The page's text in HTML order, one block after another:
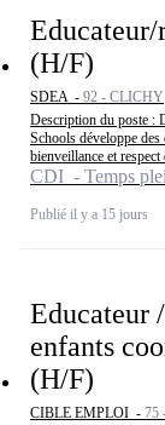
Educateur/
(H/F)
SDEA - 92 - CLICHY
Description du poste :
Schools développe des
bienveillance et
CDI - Temps
Publié il y a 15 jours
Educateur
enfants
(H/F)
CIBLE EMPLOI - 75